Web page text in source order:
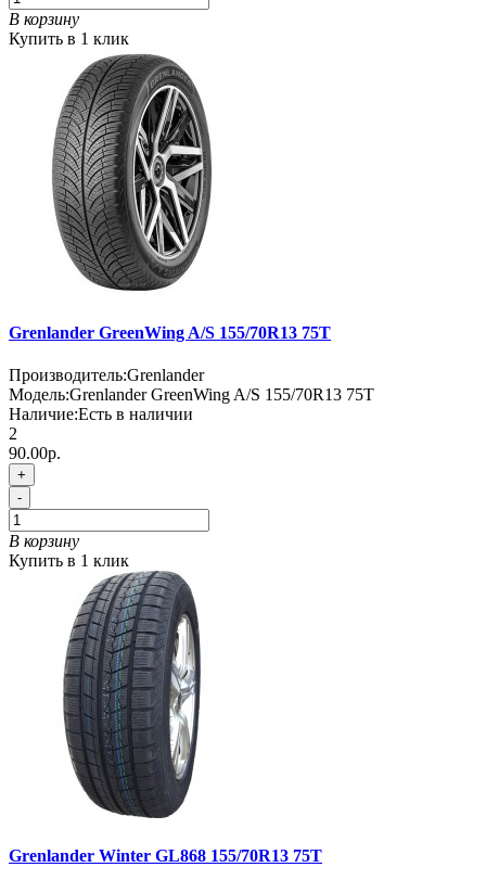
В корзину
Купить в 1 клик
Grenlander GreenWing A/S 155/70R13 75T
Производитель:Grenlander
Модель:Grenlander GreenWing A/S 155/70R13 75T
Наличие:Есть в наличии
2
90.00р.
+
-
В корзину
Купить в 1 клик
Grenlander Winter GL868 155/70R13 75T